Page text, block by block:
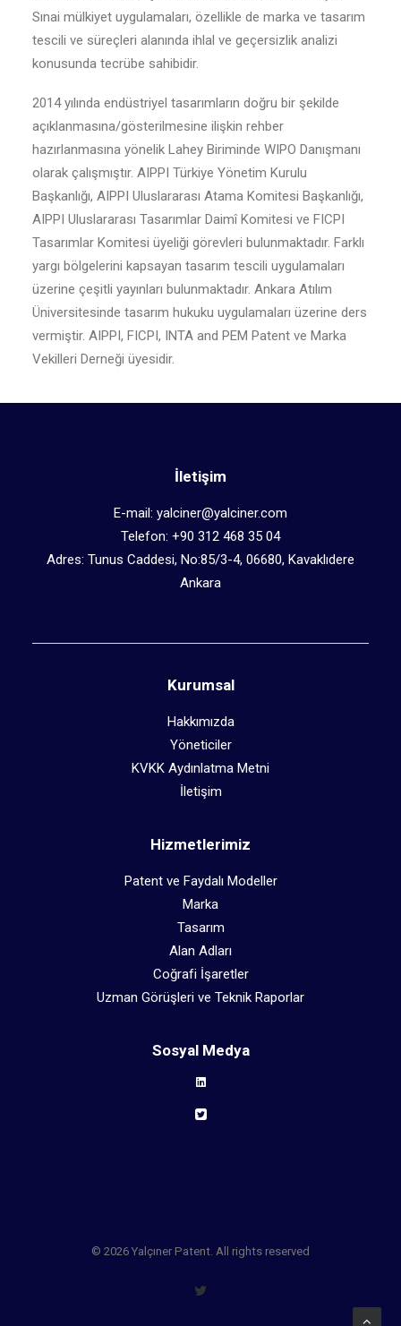
Sınai mülkiyet uygulamaları, özellikle de marka ve tasarım
tescili ve süreçleri alanında ihlal ve geçersizlik analizi
konusunda tecrübe sahibidir.
2014 yılında endüstriyel tasarımların doğru bir şekilde
açıklanmasına/gösterilmesine ilişkin rehber
hazırlanmasına yönelik Lahey Biriminde WIPO Danışmanı
olarak çalışmıştır. AIPPI Türkiye Yönetim Kurulu
Başkanlığı, AIPPI Uluslararası Atama Komitesi Başkanlığı,
AIPPI Uluslararası Tasarımlar Daimî Komitesi ve FICPI
Tasarımlar Komitesi üyeliği görevleri bulunmaktadır. Farklı
yargı bölgelerini kapsayan tasarım tescili uygulamaları
üzerine çeşitli yayınları bulunmaktadır. Ankara Atılım
Üniversitesinde tasarım hukuku uygulamaları üzerine ders
vermiştir. AIPPI, FICPI, INTA and PEM Patent ve Marka
Vekilleri Derneği üyesidir.
İletişim
E-mail: yalciner@yalciner.com
Telefon: +90 312 468 35 04
Adres: Tunus Caddesi, No:85/3-4, 06680, Kavaklıdere
Ankara
Kurumsal
Hakkımızda
Yöneticiler
KVKK Aydınlatma Metni
İletişim
Hizmetlerimiz
Patent ve Faydalı Modeller
Marka
Tasarım
Alan Adları
Coğrafi İşaretler
Uzman Görüşleri ve Teknik Raporlar
Sosyal Medya
© 2026 Yalçıner Patent. All rights reserved